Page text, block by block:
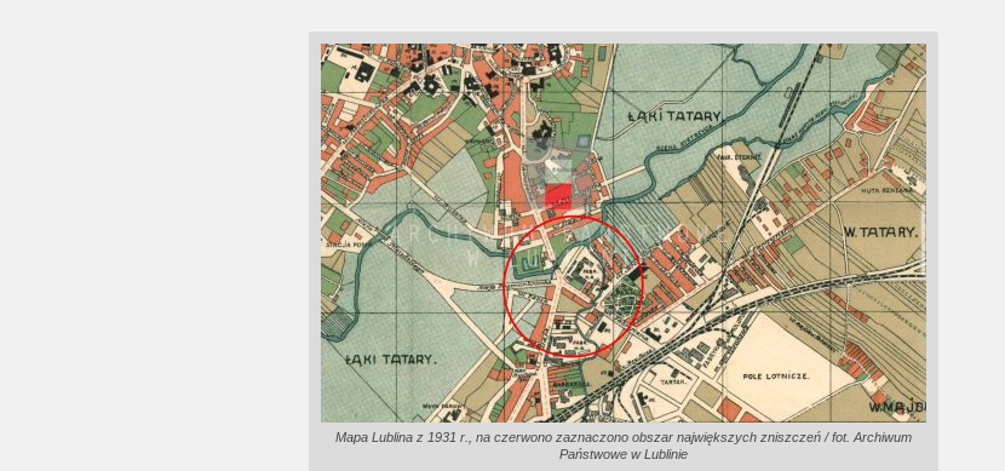
Mapa Lublina z 1931 r., na czerwono zaznaczono obszar największych zniszczeń / fot. Archiwum
Państwowe w Lublinie